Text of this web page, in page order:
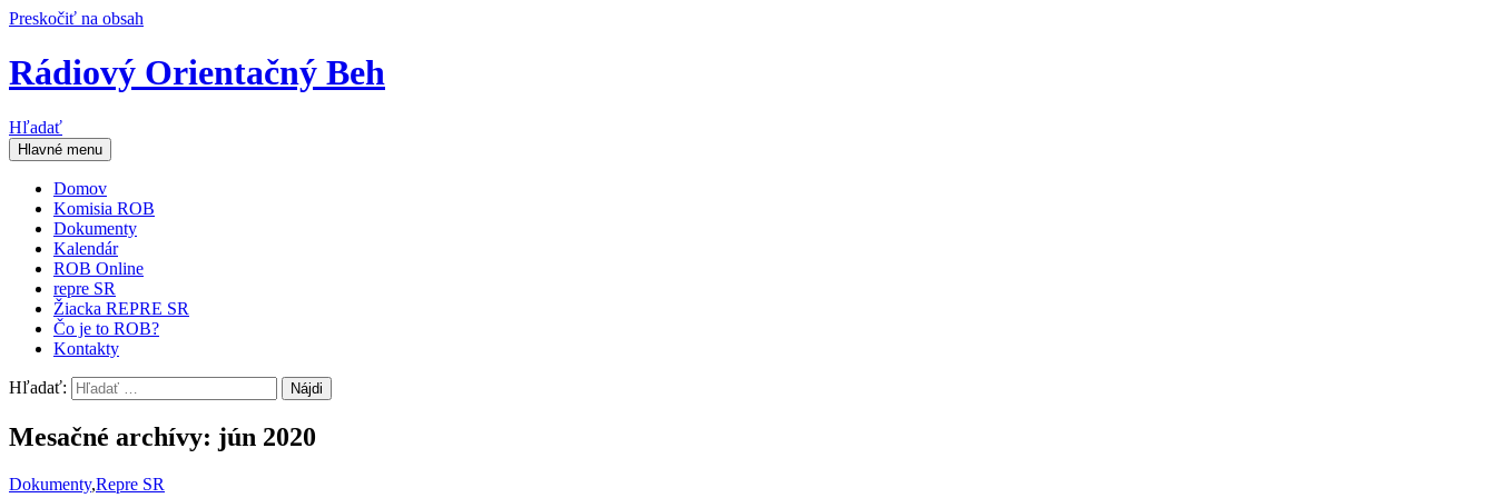
Preskočiť na obsah
Rádiový Orientačný Beh
Hľadať
Hlavné menu
Domov
Komisia ROB
Dokumenty
Kalendár
ROB Online
repre SR
Žiacka REPRE SR
Čo je to ROB?
Kontakty
Hľadať:
Mesačné archívy: jún 2020
Dokumenty,Repre SR